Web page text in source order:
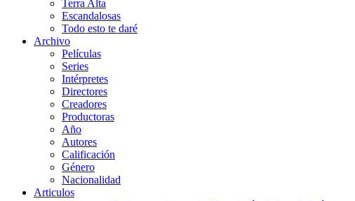
Terra Alta
Escandalosas
Todo esto te daré
Archivo
Películas
Series
Intérpretes
Directores
Creadores
Productoras
Año
Autores
Calificación
Género
Nacionalidad
Articulos